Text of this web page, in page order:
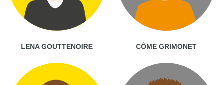
LENA GOUTTENOIRE CÔME GRIMONET